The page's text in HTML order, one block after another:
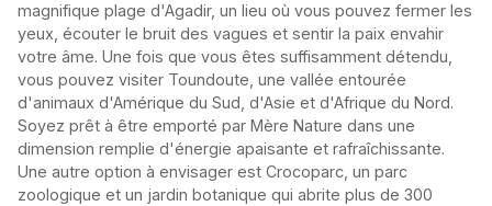
magnifique plage d'Agadir, un lieu où vous pouvez fermer les
yeux, écouter le bruit des vagues et sentir la paix envahir
votre âme. Une fois que vous êtes suffisamment détendu,
vous pouvez visiter Toundoute, une vallée entourée
d'animaux d'Amérique du Sud, d'Asie et d'Afrique du Nord.
Soyez prêt à être emporté par Mère Nature dans une
dimension remplie d'énergie apaisante et rafraîchissante.
Une autre option à envisager est Crocoparc, un parc
zoologique et un jardin botanique qui abrite plus de 300